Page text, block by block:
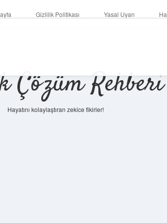
Gizlilik Politikası Yasal Uyarı
Çözüm Rehberi
Hayatını kolaylaştıran zekice fikirler!